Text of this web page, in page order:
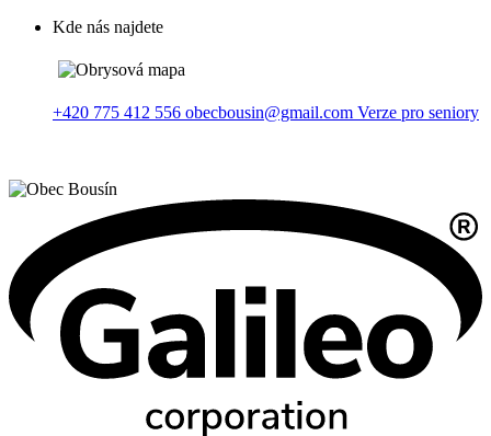
Kde nás najdete
+420 775 412 556 obecbousin@gmail.com Verze pro seniory